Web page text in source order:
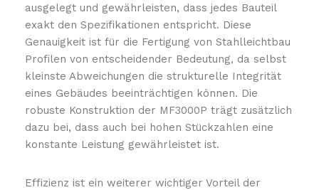
ausgelegt und gewährleisten, dass jedes Bauteil
exakt den Spezifikationen entspricht. Diese
Genauigkeit ist für die Fertigung von Stahlleichtbau
Profilen von entscheidender Bedeutung, da selbst
kleinste Abweichungen die strukturelle Integrität
eines Gebäudes beeinträchtigen können. Die
robuste Konstruktion der MF3000P trägt zusätzlich
dazu bei, dass auch bei hohen Stückzahlen eine
konstante Leistung gewährleistet ist.
Effizienz ist ein weiterer wichtiger Vorteil der